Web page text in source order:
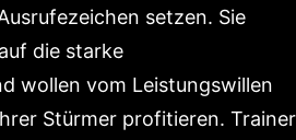
setzen. Sie
die starke
wollen vom Leistungswillen
Stürmer profitieren. Trainer